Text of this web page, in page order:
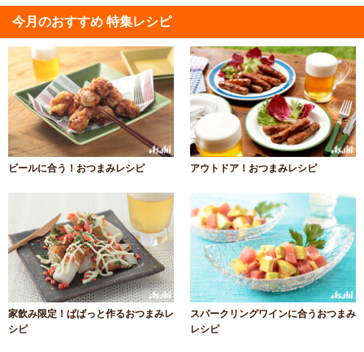
今月のおすすめ 特集レシピ
ビールに合う！おつまみレシピ アウトドア！おつまみレシピ
家飲み限定！ぱぱっと作るおつまみレ
シピ
スパークリングワインに合うおつまみ
レシピ